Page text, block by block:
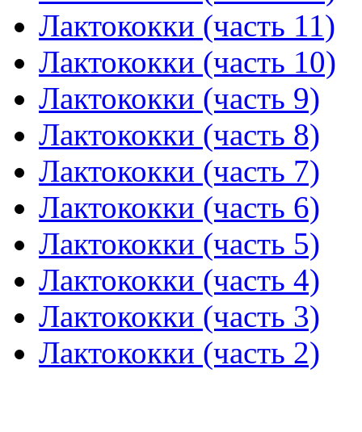
Лактококки (часть 11)
Лактококки (часть 10)
Лактококки (часть 9)
Лактококки (часть 8)
Лактококки (часть 7)
Лактококки (часть 6)
Лактококки (часть 5)
Лактококки (часть 4)
Лактококки (часть 3)
Лактококки (часть 2)